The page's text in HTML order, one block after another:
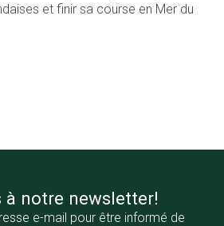
et finir sa course en Mer du
à notre newsletter!
e-mail pour être informé de